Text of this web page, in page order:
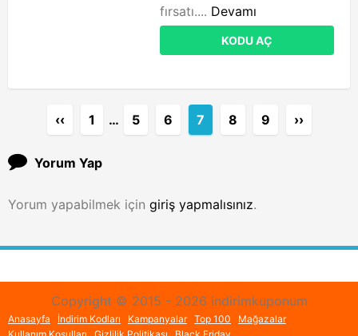
fırsatı.... Devamı
KODU AÇ
‹‹ 1 … 5 6 7 8 9 ››
Yorum Yap
Yorum yapabilmek için giriş yapmalısınız.
Copyright © 2015 - 2026 indirimkuponum
Anasayfa İndirim Kodları Kampanyalar Top 100
Mağazalar